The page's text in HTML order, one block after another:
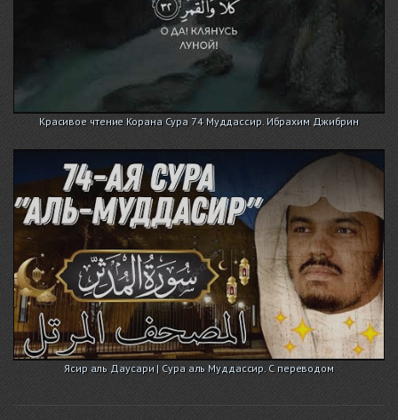
Красивое чтение Корана Сура 74 Муддассир. Ибрахим Джибрин
Ясир аль Даусари | Сура аль Муддассир. С переводом